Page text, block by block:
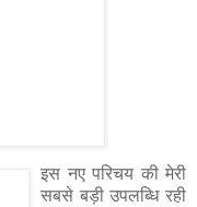
इस नए परिचय की मेरी
सबसे बड़ी उपलब्धि रही